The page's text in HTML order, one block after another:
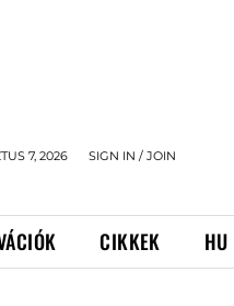
7, 2026 SIGN IN / JOIN
CIKKEK HU